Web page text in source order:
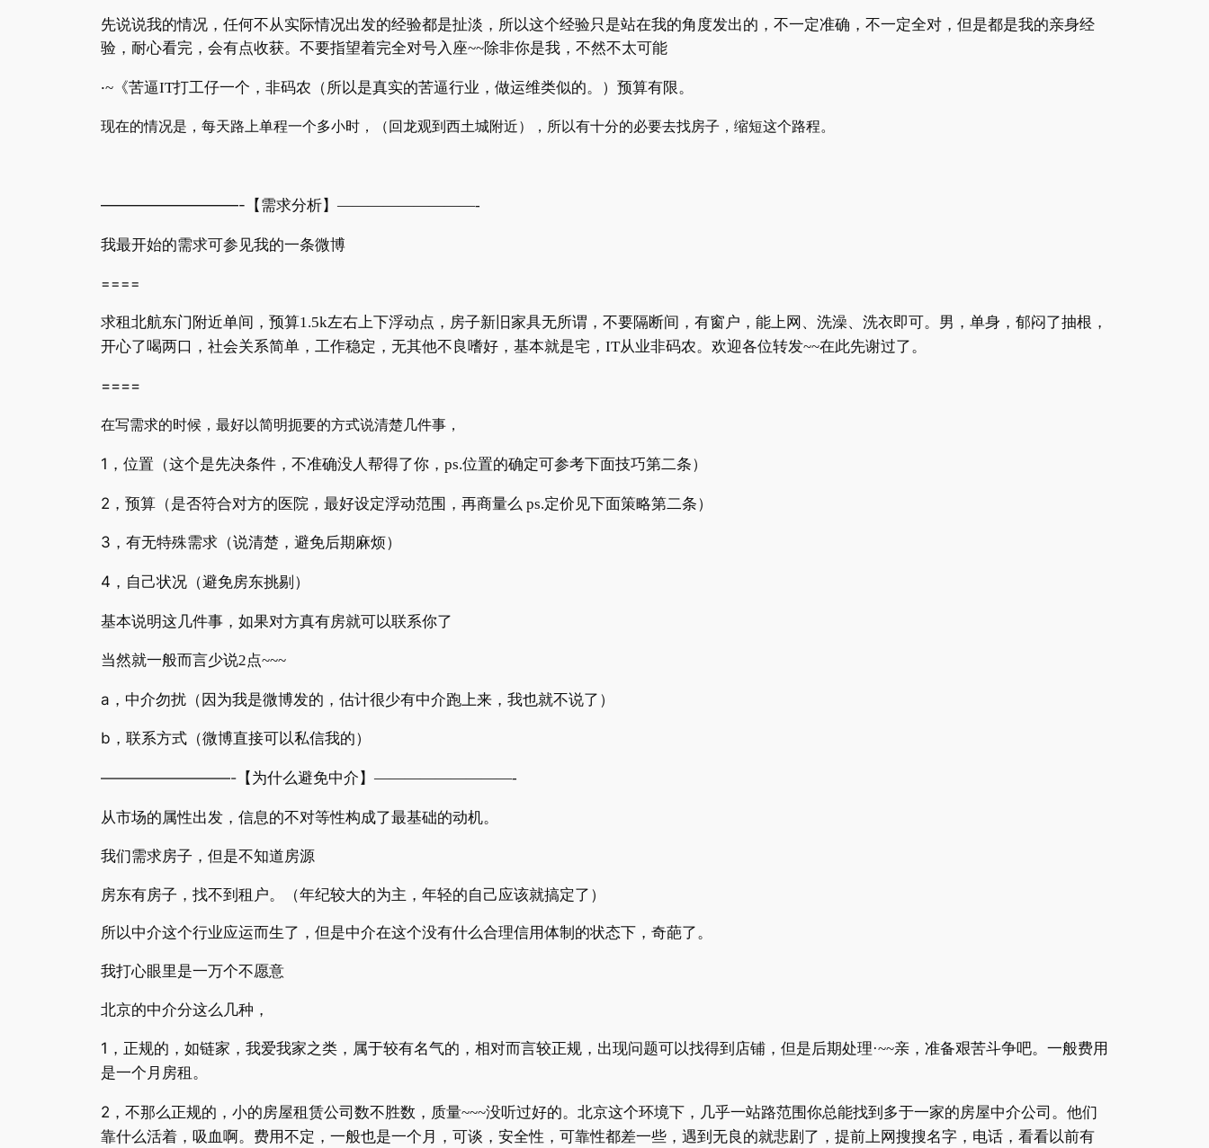
先说说我的情况，任何不从实际情况出发的经验都是扯淡，所以这个经验只是站在我的角度发出的，不一定准确，不一定全对，但是都是我的亲身经
验，耐心看完，会有点收获。不要指望着完全对号入座~~除非你是我，不然不太可能
·~ 《苦逼IT打工仔一个，非码农（所以是真实的苦逼行业，做运维类似的。）预算有限。
现在的情况是，每天路上单程一个多小时，（回龙观到西土城附近），所以有十分的必要去找房子，缩短这个路程。
—————————- 【需求分析】 —————————-
我最开始的需求可参见我的一条微博
====
求租北航东门附近单间，预算1.5k左右上下浮动点，房子新旧家具无所谓，不要隔断间，有窗户，能上网、洗澡、洗衣即可。男，单身，郁闷了抽根，
开心了喝两口，社会关系简单，工作稳定，无其他不良嗜好，基本就是宅， IT从业非码农。欢迎各位转发~~在此先谢过了。
====
在写需求的时候，最好以简明扼要的方式说清楚几件事，
1 ，位置（这个是先决条件，不准确没人帮得了你， ps.位置的确定可参考下面技巧第二条）
2 ，预算（是否符合对方的医院，最好设定浮动范围，再商量么 ps.定价见下面策略第二条）
3 ，有无特殊需求（说清楚，避免后期麻烦）
4 ，自己状况（避免房东挑剔）
基本说明这几件事，如果对方真有房就可以联系你了
当然就一般而言少说2点~~~
a ，中介勿扰（因为我是微博发的，估计很少有中介跑上来，我也就不说了）
b ，联系方式（微博直接可以私信我的）
—————————- 【为什么避免中介】 —————————-
从市场的属性出发，信息的不对等性构成了最基础的动机。
我们需求房子，但是不知道房源
房东有房子，找不到租户。（年纪较大的为主，年轻的自己应该就搞定了）
所以中介这个行业应运而生了，但是中介在这个没有什么合理信用体制的状态下，奇葩了。
我打心眼里是一万个不愿意
北京的中介分这么几种，
1 ，正规的，如链家，我爱我家之类，属于较有名气的，相对而言较正规，出现问题可以找得到店铺，但是后期处理·~~亲，准备艰苦斗争吧。一般费用
是一个月房租。
2 ，不那么正规的，小的房屋租赁公司数不胜数，质量~~~没听过好的。北京这个环境下，几乎一站路范围你总能找到多于一家的房屋中介公司。他们
靠什么活着，吸血啊。费用不定，一般也是一个月，可谈，安全性，可靠性都差一些，遇到无良的就悲剧了，提前上网搜搜名字，电话，看看以前有